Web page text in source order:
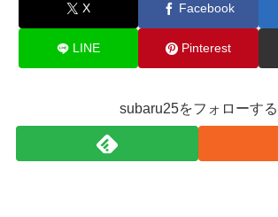
X Facebook
LINE Pinterest
subaru25をフォローする